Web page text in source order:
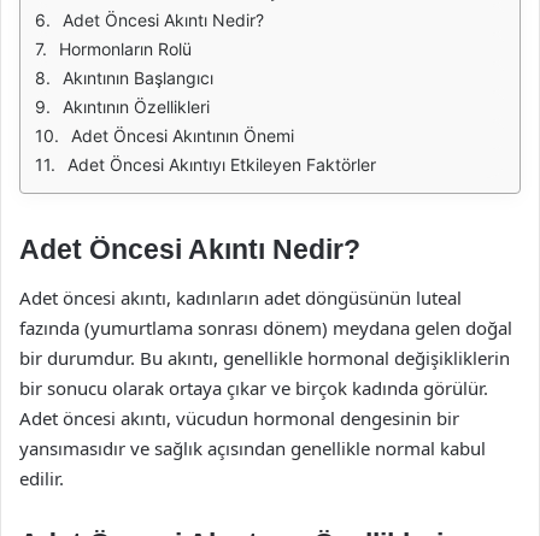
Adet Öncesi Akıntı Nedir?
Hormonların Rolü
Akıntının Başlangıcı
Akıntının Özellikleri
Adet Öncesi Akıntının Önemi
Adet Öncesi Akıntıyı Etkileyen Faktörler
Adet Öncesi Akıntı Nedir?
Adet öncesi akıntı, kadınların adet döngüsünün luteal
fazında (yumurtlama sonrası dönem) meydana gelen doğal
bir durumdur. Bu akıntı, genellikle hormonal değişikliklerin
bir sonucu olarak ortaya çıkar ve birçok kadında görülür.
Adet öncesi akıntı, vücudun hormonal dengesinin bir
yansımasıdır ve sağlık açısından genellikle normal kabul
edilir.